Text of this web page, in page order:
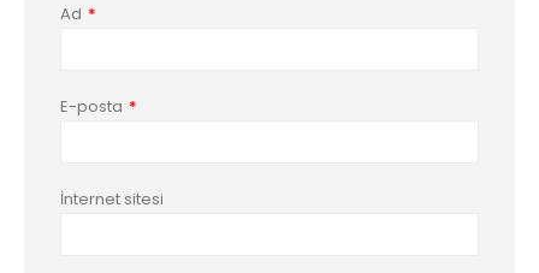
Ad *
E-posta *
İnternet sitesi